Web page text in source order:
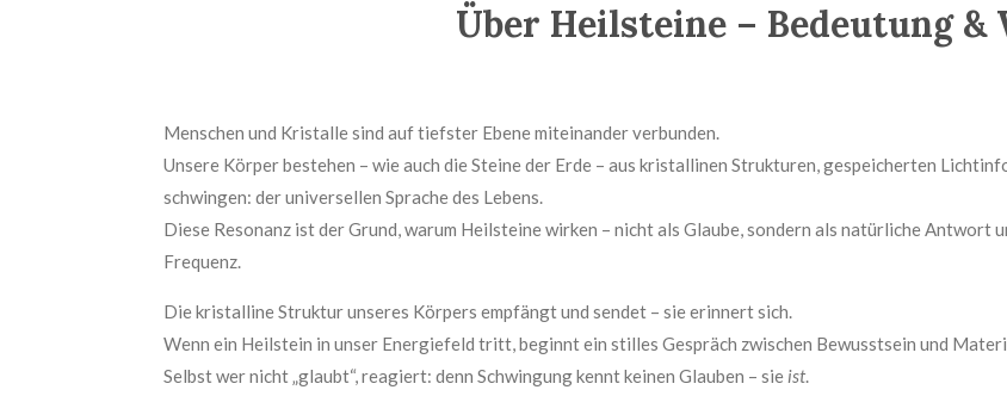
Über Heilsteine – Bedeutung &
Menschen und Kristalle sind auf tiefster Ebene miteinander verbunden.
Unsere Körper bestehen – wie auch die Steine der Erde – aus kristallinen Strukturen, gespeicherten
schwingen: der universellen Sprache des Lebens.
Diese Resonanz ist der Grund, warum Heilsteine wirken – nicht als Glaube, sondern als natürliche Antwort
Frequenz.
Die kristalline Struktur unseres Körpers empfängt und sendet – sie erinnert sich.
Wenn ein Heilstein in unser Energiefeld tritt, beginnt ein stilles Gespräch zwischen Bewusstsein und
Selbst wer nicht „glaubt“, reagiert: denn Schwingung kennt keinen Glauben – sie ist.